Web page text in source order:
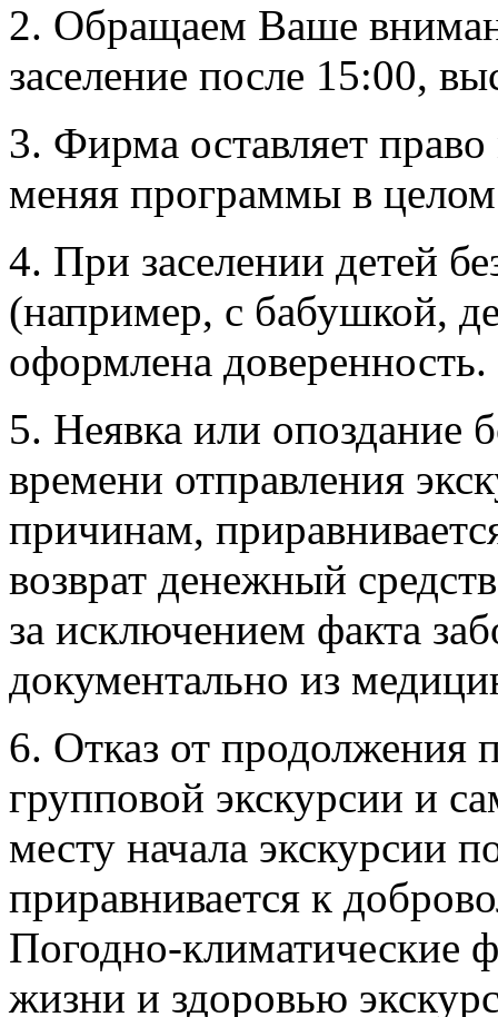
2. Обращаем Ваше
заселение после 15:00,
3. Фирма оставляет
меняя программы в
4. При заселении детей
(например, с бабушкой,
оформлена доверенность.
5. Неявка или опоздание
времени отправления
причинам,
возврат денежный
за исключением факта
документально из
6. Отказ от продолжения
групповой экскурсии и
месту начала экскурсии
приравнивается к
Погодно-климатические
жизни и здоровью